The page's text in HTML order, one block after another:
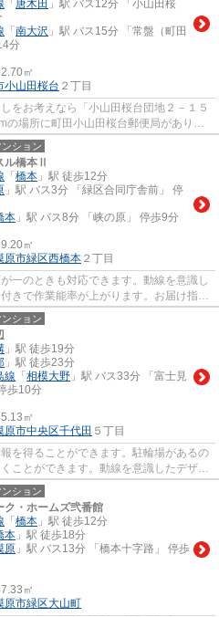
「 唐木田 」駅 バス12分 「小山田桜
「 南大沢 」駅 バス15分 「常盤（町田
分
㎡
小山田桜台 ２丁目
をお考えなら「小山田桜台団地２－１５
場所に町田小山田桜台郵便局がありま
着いた生活...
ション
ル橋本Ⅱ
「 橋本 」駅 徒歩12分
」駅 バス3分 「緑区合同庁舎前」 停
本 」駅 バス8分 「峡の原」 停歩9分
㎡
原市緑区西橋本 ２丁目
一のときも対応できます。動線を意識し
きで作業能率が上がります。お届け指定
け取れな...
ション
」駅 徒歩19分
」駅 徒歩23分
線 「 相模大野 」駅 バス33分 「富士見
歩10分
㎡
原市中央区千代田 ５丁目
を得ることができます。駐輪場があるの
ことができます。動線を意識したデザイ
能率が上...
ション
ク・ホームズ弐番館
「 橋本 」駅 徒歩12分
本 」駅 徒歩18分
原 」駅 バス13分 「橋本十字路」 停歩
㎡
原市緑区大山町